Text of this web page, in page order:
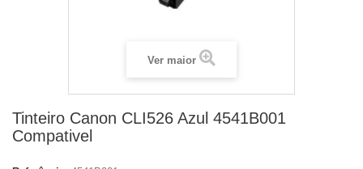
Ver maior
Tinteiro Canon CLI526 Azul 4541B001
Compativel